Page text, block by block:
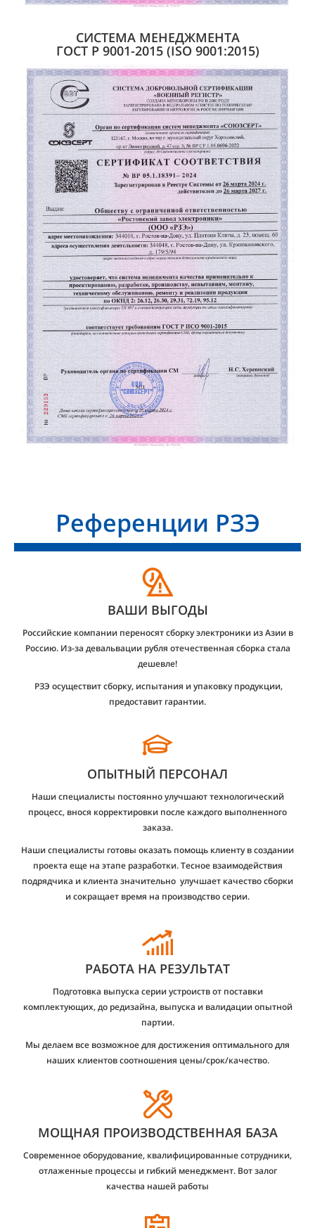
СИСТЕМА МЕНЕДЖМЕНТА
ГОСТ Р9001-2015 (ISO 9001:2015)
Референции РЗЭ
ВАШИ ВЫГОДЫ
Российские компании переносят сборку электроники из Азии в
Россию. Из-за девальвации рубля отечественная сборка стала
дешевле!
РЗЭ осуществит сборку, испытания и упаковку продукции,
предоставит гарантии.
ОПЫТНЫЙ ПЕРСОНАЛ
Наши специалисты постоянно улучшают технологический
процесс, внося корректировки после каждого выполненного
заказа.
Наши специалисты готовы оказать помощь клиенту в создании
проекта еще на этапе разработки. Тесное взаимодействия
подрядчика и клиента значительно улучшает качество сборки
и сокращает время на производство серии.
РАБОТА НА РЕЗУЛЬТАТ
Подготовка выпуска серии устроиств от поставки
комплектующих, до редизайна, выпуска и валидации опытной
партии.
Мы делаем все возможное для достижения оптимального для
наших клиентов соотношения цены/срок/качество.
МОЩНАЯ ПРОИЗВОДСТВЕННАЯ БАЗА
Современное оборудование, квалифицированные сотрудники,
отлаженные процессы и гибкий менеджмент. Вот залог
качества нашей работы